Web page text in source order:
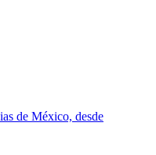
de México, desde